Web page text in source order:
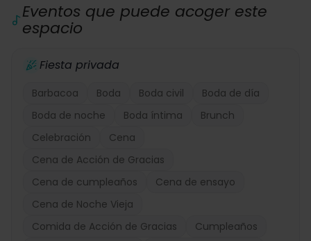
Eventos que puede acoger este
espacio
Fiesta privada
Barbacoa Boda Boda civil
Boda de día
Boda de noche
Boda íntima
Brunch
Celebración
Cena
Cena de Acción de Gracias
Cena de cumpleaños
Cena de ensayo
Cena de Noche Vieja
Comida de Acción de Gracias
Cumpleaños